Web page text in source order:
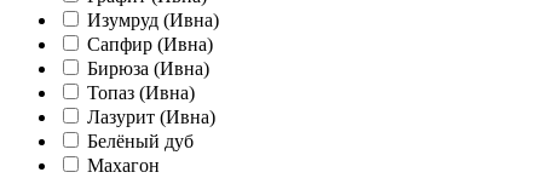
Изумруд (Ивна)
Сапфир (Ивна)
Бирюза (Ивна)
Топаз (Ивна)
Лазурит (Ивна)
Белёный дуб
Махагон